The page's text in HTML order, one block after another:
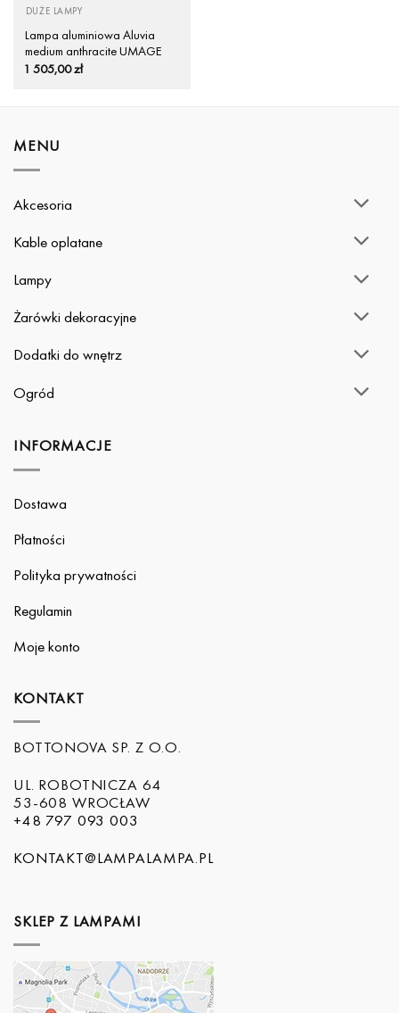
DUŻE LAMPY
Lampa aluminiowa Aluvia
medium anthracite UMAGE
(dawniej VITA Copenhagen) –
1 505,00zł
MENU
Akcesoria
Kable oplatane
Lampy
Żarówki dekoracyjne
Dodatki do wnętrz
Ogród
INFORMACJE
Dostawa
Płatności
Polityka prywatności
Regulamin
Moje konto
KONTAKT
BOTTONOVA SP. Z O.O.
UL. ROBOTNICZA 64
53-608 WROCŁAW
+48 797 093 003
KONTAKT@LAMPALAMPA.PL
SKLEP Z LAMPAMI